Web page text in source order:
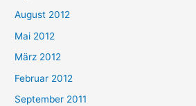
August 2012
Mai 2012
März 2012
Februar 2012
September 2011